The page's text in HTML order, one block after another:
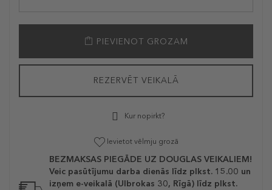
PIEVIENOT GROZAM
REZERVĒT VEIKALĀ
Kur nopirkt?
Ievietot vēlmju grozā
BEZMAKSAS PIEGĀDE UZ DOUGLAS VEIKALIEM!
Veic pasūtījumu darba dienās līdz plkst. 15.00 un
izņem e-veikalā (Ulbrokas 30, Rīgā) līdz plkst.